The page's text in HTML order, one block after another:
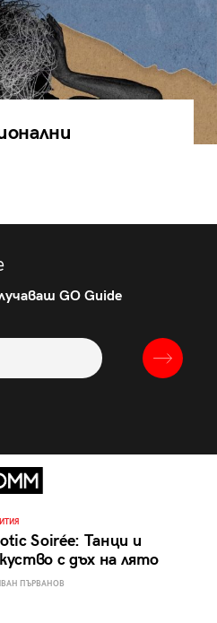
GO Guide
Soirée: Танци и
с дъх на лято
ПЪРВАНОВ